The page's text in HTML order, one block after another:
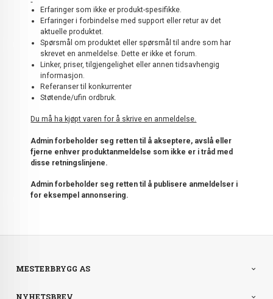
Erfaringer som ikke er produkt-spesifikke.
Erfaringer i forbindelse med support eller retur av det
aktuelle produktet.
Spørsmål om produktet eller spørsmål til andre som har
skrevet en anmeldelse. Dette er ikke et forum.
Linker, priser, tilgjengelighet eller annen tidsavhengig
informasjon.
Referanser til konkurrenter
Støtende/ufin ordbruk.
Du må ha kjøpt varen for å skrive en anmeldelse.
Admin forbeholder seg retten til å akseptere, avslå eller
fjerne enhver produktanmeldelse som ikke er i tråd med
disse retningslinjene.
Admin forbeholder seg retten til å publisere anmeldelser i
for eksempel annonsering.
MESTERBRYGG AS
NYHETSBREV